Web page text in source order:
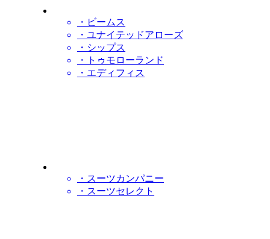
・ビームス
・ユナイテッドアローズ
・シップス
・トゥモローランド
・エディフィス
・スーツカンパニー
・スーツセレクト